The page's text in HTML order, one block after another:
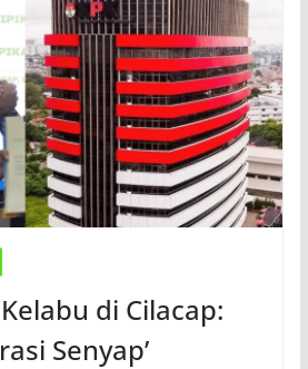
di Cilacap:
Senyap’